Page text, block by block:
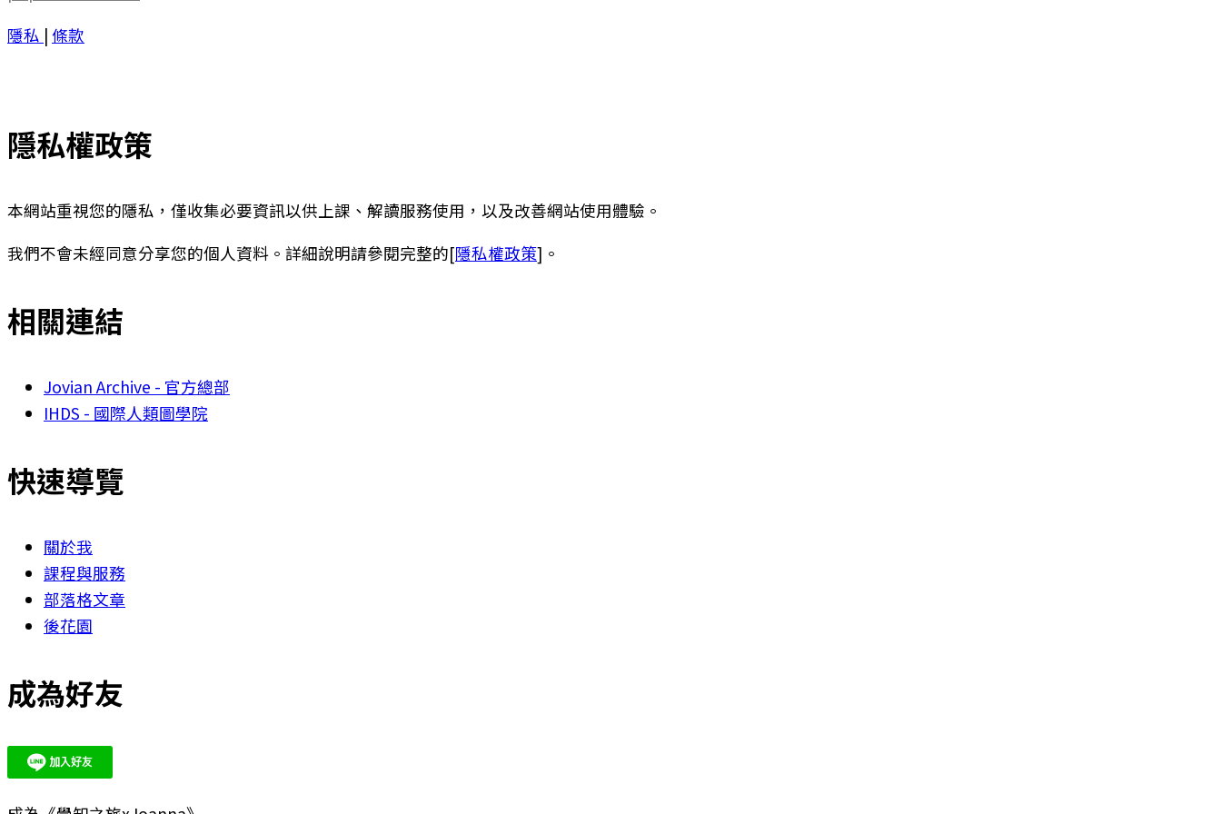
隱私 | 條款
隱私權政策
本網站重視您的隱私，僅收集必要資訊以供上課、解讀服務使用，以及改善網站使用體驗。
我們不會未經同意分享您的個人資料。詳細說明請參閱完整的[隱私權政策]。
相關連結
Jovian Archive - 官方總部
IHDS - 國際人類圖學院
快速導覽
關於我
課程與服務
部落格文章
後花園
成為好友